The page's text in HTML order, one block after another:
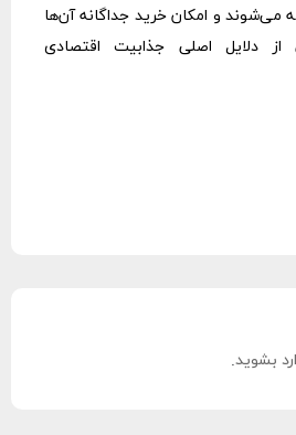
می‌شوند و امکان خرید جداگانه آن‌ها
از دلایل اصلی جذابیت اقتصادی
بشوید.